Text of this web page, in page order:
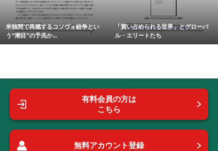
米独間で再燃するコソヴォ紛争とい
う“潮目”の予兆か...
「買い占められる世界」とグローバ
ル・エリートたち
有料会員の方は
こちら
無料アカウント登録